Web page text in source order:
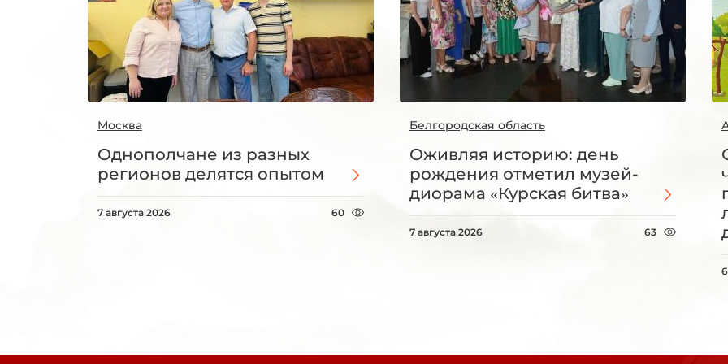
Москва
Однополчане из разных
регионов делятся опытом
7 августа 2026 60
Белгородская область
Оживляя историю: день
рождения отметил музей-
диорама «Курская битва»
7 августа 2026 63